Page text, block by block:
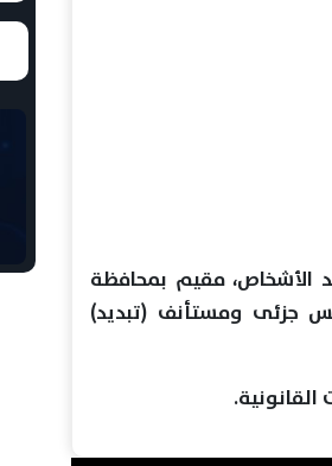
الأشخاص، مقيم بمحافظة
التنفيذ عليه فى عدد 61 حكم حبس جزئى ومستأنف (تبديد)
القانونية.